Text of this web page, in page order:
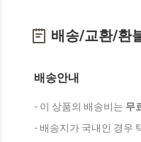
배송/교환/환
배송안내
- 이 상품의 배송비는 무
- 배송지가 국내인 경우